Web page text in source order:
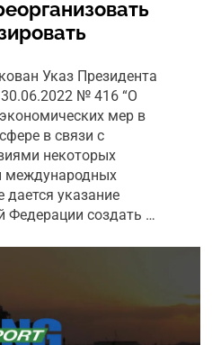
Указ Президента
№ 416 “О
мер в
в связи с
некоторых
международных
дается указание
Федерации создать …